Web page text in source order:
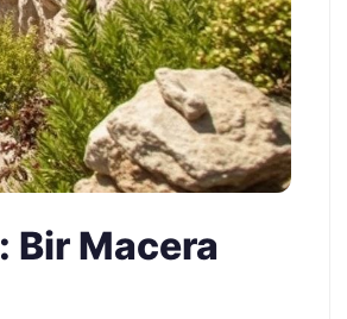
Bir Macera